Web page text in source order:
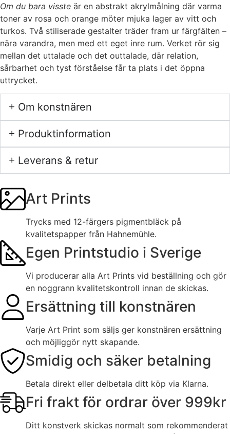
Om du bara visste är en abstrakt akrylmålning där varma
toner av rosa och orange möter mjuka lager av vitt och
turkos. Två stiliserade gestalter träder fram ur färgfälten –
nära varandra, men med ett eget inre rum. Verket rör sig
mellan det uttalade och det outtalade, där relation,
sårbarhet och tyst förståelse får ta plats i det öppna
uttrycket.
Om konstnären
Produktinformation
Leverans & retur
Art Prints
Trycks med 12-färgers pigmentbläck på
kvalitetspapper från Hahnemühle.
Egen Printstudio i Sverige
Vi producerar alla Art Prints vid beställning och gör
en noggrann kvalitetskontroll innan de skickas.
Ersättning till konstnären
Varje Art Print som säljs ger konstnären ersättning
och möjliggör nytt skapande.
Smidig och säker betalning
Betala direkt eller delbetala ditt köp via Klarna.
Fri frakt för ordrar över 999kr
Ditt konstverk skickas normalt som rekommenderat